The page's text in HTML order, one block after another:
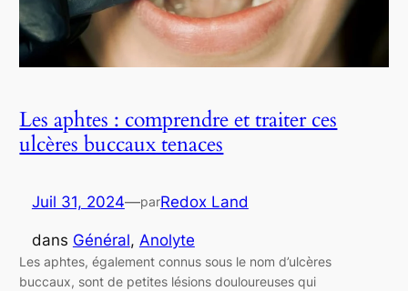
Les aphtes : comprendre et traiter ces
ulcères buccaux tenaces
Juil 31, 2024—parRedox Land
dans Général, Anolyte
Les aphtes, également connus sous le nom d’ulcères
buccaux, sont de petites lésions douloureuses qui